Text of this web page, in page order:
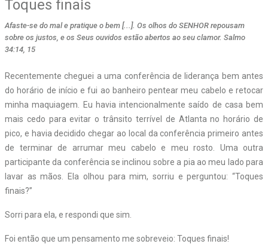
Toques finais
Afaste-se do mal e pratique o bem [...]. Os olhos do SENHOR repousam
sobre os justos, e os Seus ouvidos estão abertos ao seu clamor. Salmo
34:14, 15
Recentemente cheguei a uma conferência de liderança bem antes
do horário de início e fui ao banheiro pentear meu cabelo e retocar
minha maquiagem. Eu havia intencionalmente saído de casa bem
mais cedo para evitar o trânsito terrível de Atlanta no horário de
pico, e havia decidido chegar ao local da conferência primeiro antes
de terminar de arrumar meu cabelo e meu rosto. Uma outra
participante da conferência se inclinou sobre a pia ao meu lado para
lavar as mãos. Ela olhou para mim, sorriu e perguntou: “Toques
finais?”
Sorri para ela, e respondi que sim.
Foi então que um pensamento me sobreveio: Toques finais!